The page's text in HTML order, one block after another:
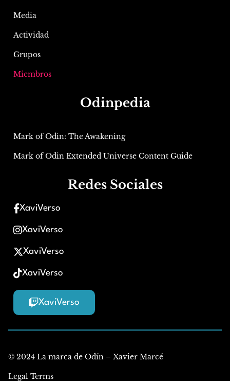
Media
Actividad
Grupos
Miembros
Odinpedia
Mark of Odin: The Awakening
Mark of Odin Extended Universe Content Guide
Redes Sociales
XaviVerso
XaviVerso
XaviVerso
XaviVerso
XaviVerso
© 2024 La marca de Odín – Xavier Marcé
Legal Terms